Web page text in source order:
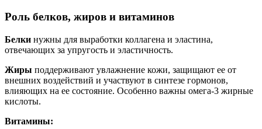
Роль белков, жиров и витаминов
Белки нужны для выработки коллагена и эластина,
отвечающих за упругость и эластичность.
Жиры поддерживают увлажнение кожи, защищают ее от
внешних воздействий и участвуют в синтезе гормонов,
влияющих на ее состояние. Особенно важны омега-3 жирные
кислоты.
Витамины: